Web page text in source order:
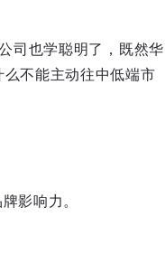
司也学聪明了，既然华
不能主动往中低端市
影响力。